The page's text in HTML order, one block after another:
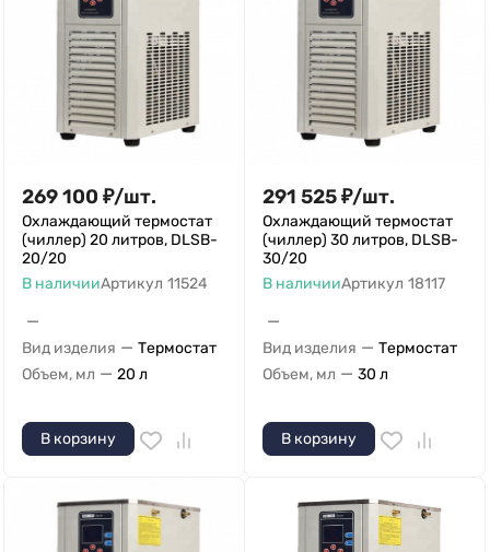
269 100 ₽/шт.
Охлаждающий термостат
(чиллер) 20 литров, DLSB-
20/20
В наличииАртикул 11524
—
Вид изделия — Термостат
Объем, мл — 20 л
В корзину
291 525₽/шт.
Охлаждающий термостат
(чиллер) 30 литров, DLSB-
30/20
В наличииАртикул 18117
—
Вид изделия — Термостат
Объем, мл — 30 л
В корзину